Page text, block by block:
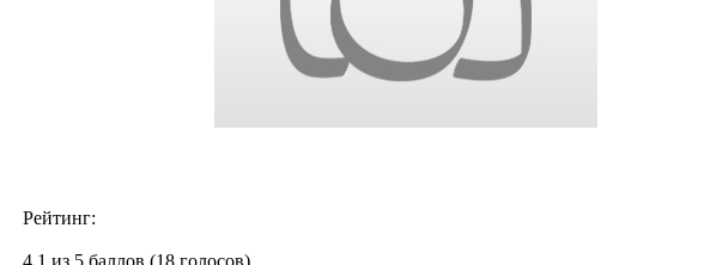
Рейтинг:
4.1 из 5 баллов (18 голосов)